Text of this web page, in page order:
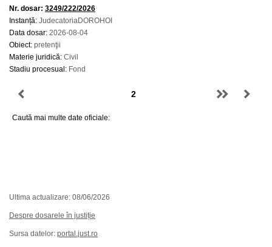
Nr. dosar: 3249/222/2026
Instanță: JudecatoriaDOROHOI
Data dosar: 2026-08-04
Obiect: pretenţii
Materie juridică: Civil
Stadiu procesual: Fond
Caută mai multe date oficiale:
Ultima actualizare: 08/06/2026
Despre dosarele în justiție
Sursa datelor: portal.just.ro